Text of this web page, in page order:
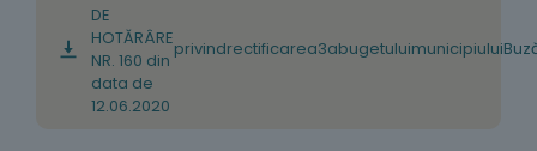
DE
HOTĂRÂRE
NR. 160 din
data de
12.06.2020
privindrectificarea3abugetuluimunicipiului